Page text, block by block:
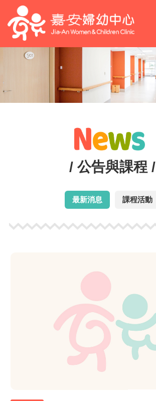
/ 公告與課程 /
最新消息 課程活動
view
more